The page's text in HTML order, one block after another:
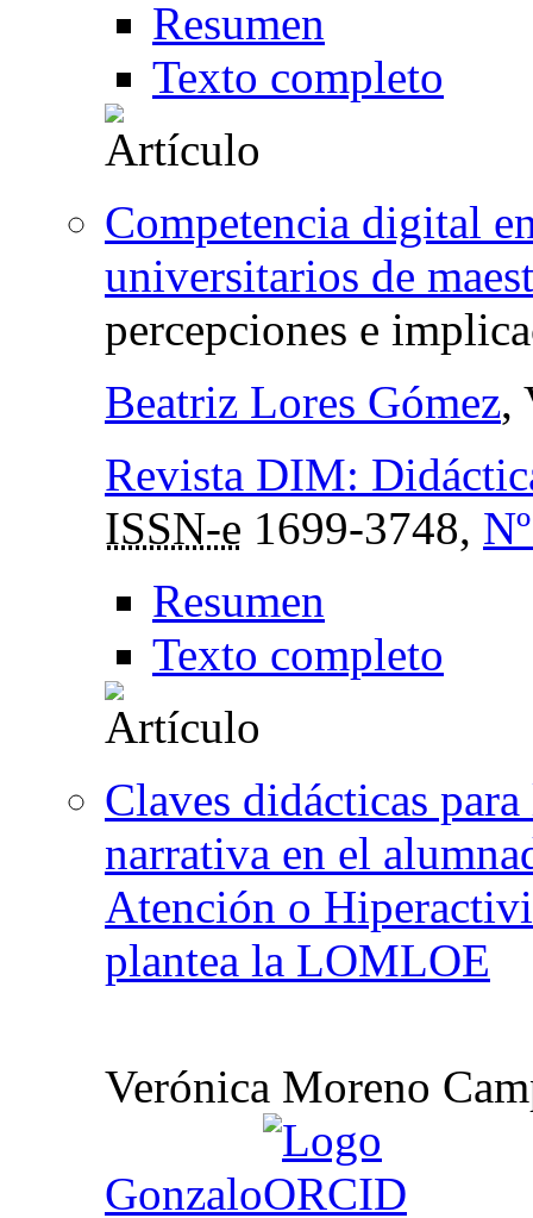
Resumen
Texto completo
Competencia digital
universitarios de
percepciones e
Beatriz Lores Gómez,
Revista DIM:
ISSN-e 1699-3748,
Resumen
Texto completo
Claves didácticas
narrativa en el
Atención o
plantea la LOMLOE
Verónica Moreno
Gonzalo